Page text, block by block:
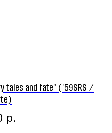
tales and fate" ('59SRS /
р.